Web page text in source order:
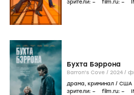
зрители: – film.ru: –
Бухта Бэррона
Barron's Cove / 2024 /
драма, криминал / США
зрители: – film.ru: –